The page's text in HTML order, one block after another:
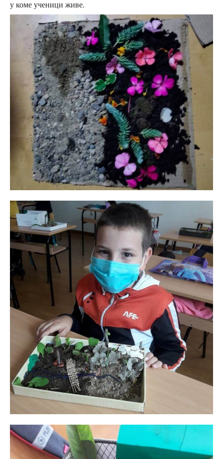
у коме ученици живе.